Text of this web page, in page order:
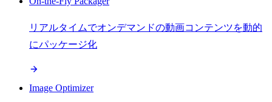
リアルタイムでオンデマンドの動画コンテンツを動的
にパッケージ化
Image Optimizer